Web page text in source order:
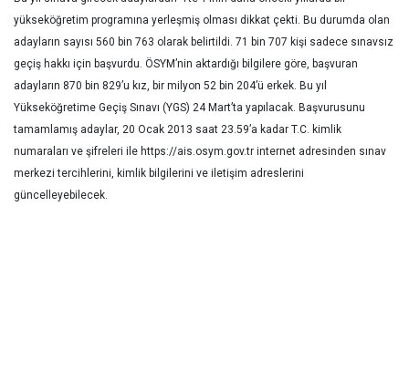
yükseköğretim programına yerleşmiş olması dikkat çekti. Bu durumda olan
adayların sayısı 560 bin 763 olarak belirtildi. 71 bin 707 kişi sadece sınavsız
geçiş hakkı için başvurdu. ÖSYM’nin aktardığı bilgilere göre, başvuran
adayların 870 bin 829’u kız, bir milyon 52 bin 204’ü erkek. Bu yıl
Yükseköğretime Geçiş Sınavı (YGS) 24 Mart’ta yapılacak. Başvurusunu
tamamlamış adaylar, 20 Ocak 2013 saat 23.59’a kadar T.C. kimlik
numaraları ve şifreleri ile https://ais.osym.gov.tr internet adresinden sınav
merkezi tercihlerini, kimlik bilgilerini ve iletişim adreslerini
güncelleyebilecek.